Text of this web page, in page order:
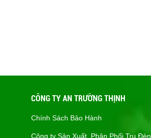
CÔNG TY AN TRƯỜNG THỊNH
Chính Sách Bảo Hành
Công ty Sản Xuất, Phân Phối Trụ Đèn